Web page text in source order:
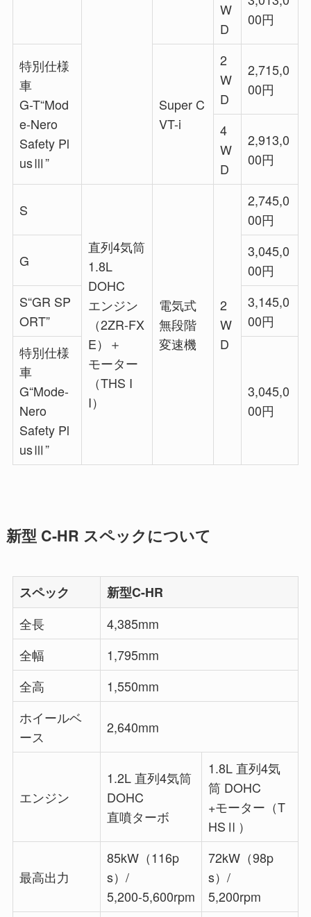
W
D
00円
特別仕様
車
G-T“Mod
e-Nero
Safety Pl
usⅢ”
Super C
VT-i
2
W
D
2,715,0
00円
4
W
D
2,913,0
00円
S
直列4気筒
1.8L
DOHC
エンジン
（2ZR-FX
E）＋
モーター
（THS I
I）
電気式
無段階
変速機
2
W
D
2,745,0
00円
G
3,045,0
00円
S“GR SP
ORT”
3,145,0
00円
特別仕様
車
G“Mode-
Nero
Safety Pl
usⅢ”
3,045,0
00円
新型 C-HR スペックについて
スペック
新型C-HR
全長
4,385mm
全幅
1,795mm
全高
1,550mm
ホイールベ
ース
2,640mm
エンジン
1.2L 直列4気筒
DOHC
直噴ターボ
1.8L 直列4気
筒 DOHC
+モーター（T
HSⅡ）
最高出力
85kW（116p
s）/
5,200-5,600rpm
72kW（98p
s）/
5,200rpm